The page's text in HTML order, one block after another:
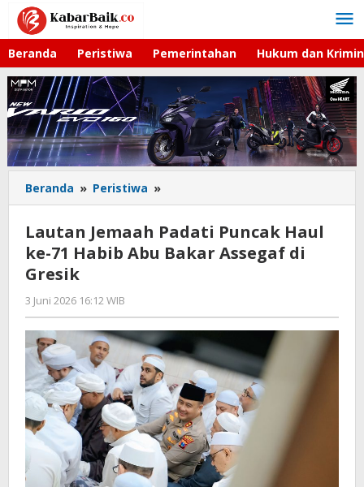
Lewati
konten
Beranda Peristiwa Pemerintahan Hukum dan
Beranda » Peristiwa »
Jemaah
Padati
Puncak
Haul
Bakar
Assegaf
di
Gresik
Lautan Jemaah Padati Puncak Haul
ke-71 Habib Abu Bakar Assegaf di
Gresik
3 Juni 2026 16:12 WIB
Andika
DP